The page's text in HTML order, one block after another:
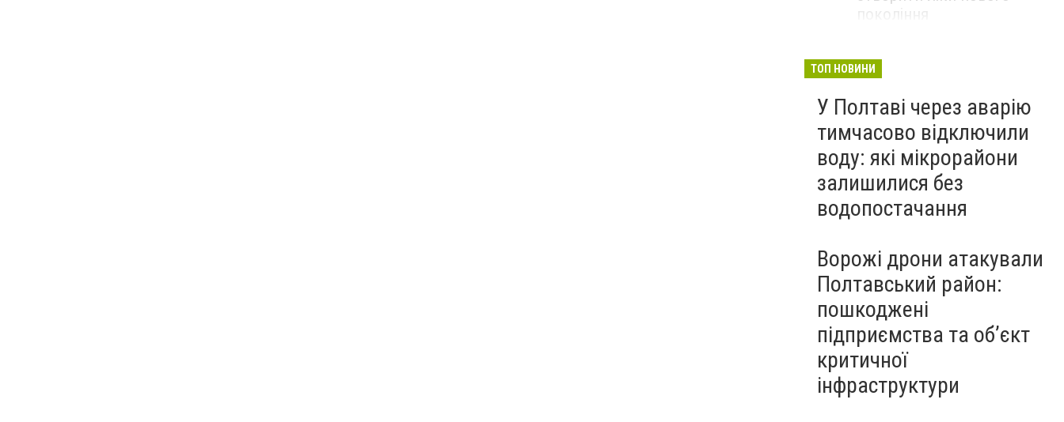
ТОП НОВИНИ
У Полтаві через аварію
тимчасово відключили
воду: які мікрорайони
залишилися без
водопостачання
Ворожі дрони атакували
Полтавський район:
пошкоджені
підприємства та об’єкт
критичної
інфраструктури